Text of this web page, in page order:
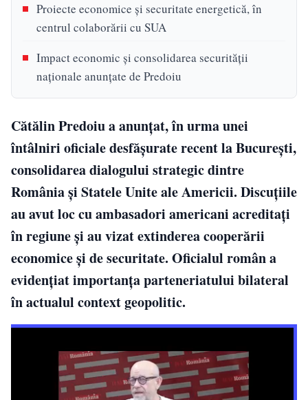
Proiecte economice și securitate energetică, în
centrul colaborării cu SUA
Impact economic și consolidarea securității
naționale anunțate de Predoiu
Cătălin Predoiu a anunțat, în urma unei
întâlniri oficiale desfășurate recent la București,
consolidarea dialogului strategic dintre
România și Statele Unite ale Americii. Discuțiile
au avut loc cu ambasadori americani acreditați
în regiune și au vizat extinderea cooperării
economice și de securitate. Oficialul român a
evidențiat importanța parteneriatului bilateral
în actualul context geopolitic.